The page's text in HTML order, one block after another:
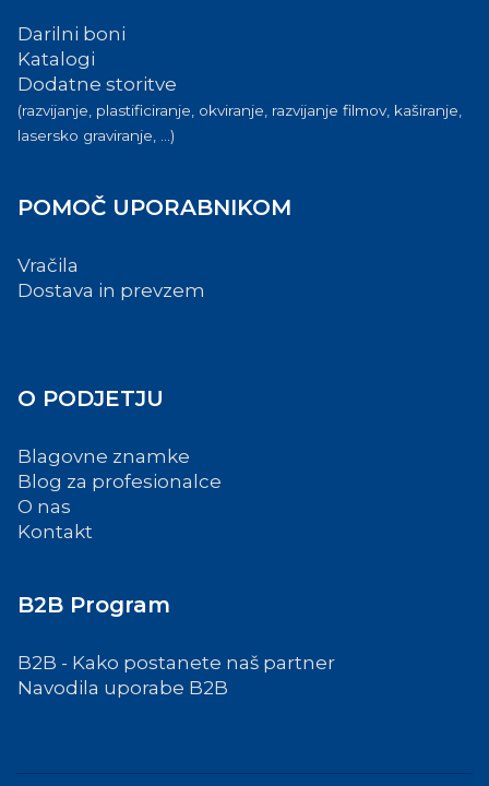
Darilni boni
Katalogi
Dodatne storitve
(razvijanje, plastificiranje, okviranje, razvijanje filmov, kaširanje,
lasersko graviranje, ...)
POMOČ UPORABNIKOM
Vračila
Dostava in prevzem
O PODJETJU
Blagovne znamke
Blog za profesionalce
O nas
Kontakt
B2B Program
B2B - Kako postanete naš partner
Navodila uporabe B2B